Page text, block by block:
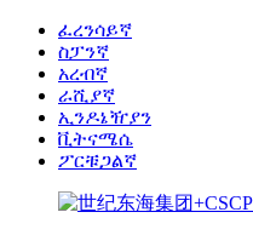
ፈረንሳይኛ
ስፓንኛ
አረብኛ
ራሺያኛ
ኢንዶኔዥያን
ቪትናሜሴ
ፖርቹጋልኛ